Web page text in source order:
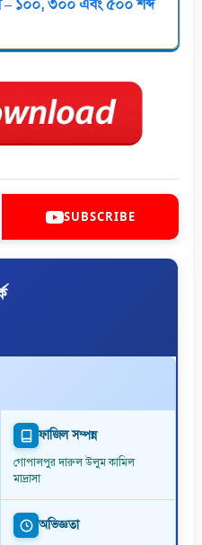
– ১০০, ৩০০ এবং ৫০০ শব্দ
SUBSCRIBE
ফাজিল সম্পন্ন
গোপালপুর দারুল উলুম কামিল
মাদ্রাসা
অভিজ্ঞতা